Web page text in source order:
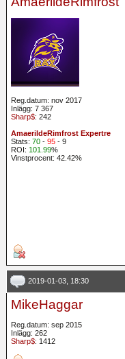
Reg.datum: nov 2017
Inlägg: 7 367
Sharp$: 242
AmaerildeRimfrost Expertre
Stats: 70 - 95 - 9
ROI: 101.99%
Vinstprocent: 42.42%
2019-01-03, 18:30
MikeHaggar
Reg.datum: sep 2015
Inlägg: 262
Sharp$: 1412